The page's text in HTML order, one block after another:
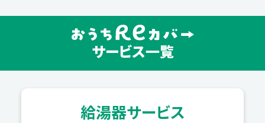
サービス一覧
給湯器サービス